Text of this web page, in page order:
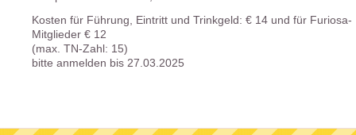
Kosten für Führung, Eintritt und Trinkgeld: € 14 und für Furiosa-
Mitglieder € 12
(max. TN-Zahl: 15)
bitte anmelden bis 27.03.2025